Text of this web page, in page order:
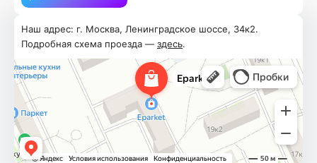
Наш адрес: г. Москва, Ленинградское шоссе, 34к2.
Подробная схема проезда — здесь.